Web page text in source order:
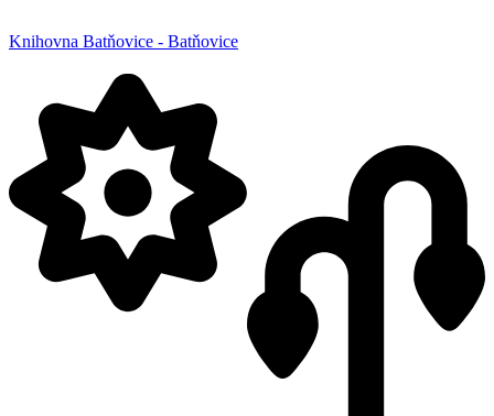
Knihovna Batňovice - Batňovice